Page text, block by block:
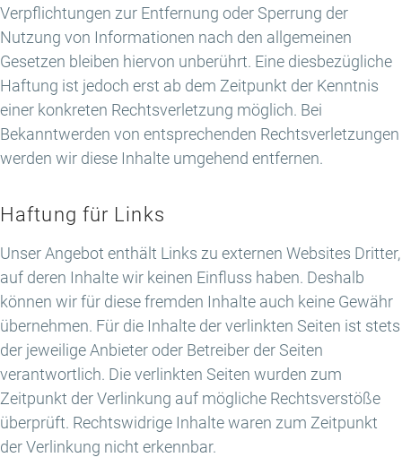
Verpflichtungen zur Entfernung oder Sperrung der
Nutzung von Informationen nach den allgemeinen
Gesetzen bleiben hiervon unberührt. Eine diesbezügliche
Haftung ist jedoch erst ab dem Zeitpunkt der Kenntnis
einer konkreten Rechtsverletzung möglich. Bei
Bekanntwerden von entsprechenden Rechtsverletzungen
werden wir diese Inhalte umgehend entfernen.
Haftung für Links
Unser Angebot enthält Links zu externen Websites Dritter,
auf deren Inhalte wir keinen Einfluss haben. Deshalb
können wir für diese fremden Inhalte auch keine Gewähr
übernehmen. Für die Inhalte der verlinkten Seiten ist stets
der jeweilige Anbieter oder Betreiber der Seiten
verantwortlich. Die verlinkten Seiten wurden zum
Zeitpunkt der Verlinkung auf mögliche Rechtsverstöße
überprüft. Rechtswidrige Inhalte waren zum Zeitpunkt
der Verlinkung nicht erkennbar.